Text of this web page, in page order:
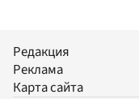
Редакция
Реклама
Карта сайта